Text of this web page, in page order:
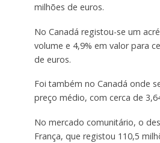
milhões de euros.
No Canadá registou-se um
volume e 4,9% em valor para
de euros.
Foi também no Canadá onde
preço médio, com cerca de
No mercado comunitário, o
França, que registou 110,5